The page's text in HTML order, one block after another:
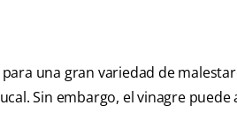
una gran variedad de
Sin embargo, el vinagre